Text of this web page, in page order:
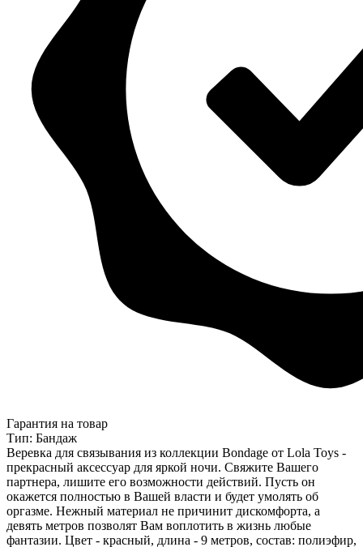
Гарантия на товар
Тип: Бандаж
Веревка для связывания из коллекции Bondage от Lola Toys -
прекрасный аксессуар для яркой ночи. Свяжите Вашего
партнера, лишите его возможности действий. Пусть он
окажется полностью в Вашей власти и будет умолять об
оргазме. Нежный материал не причинит дискомфорта, а
девять метров позволят Вам воплотить в жизнь любые
фантазии. Цвет - красный, длина - 9 метров, состав: полиэфир,